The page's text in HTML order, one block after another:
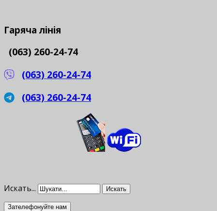
Гаряча лінія
(063) 260-24-74
(063) 260-24-74
(063) 260-24-74
Искать... Искать
Зателефонуйте нам